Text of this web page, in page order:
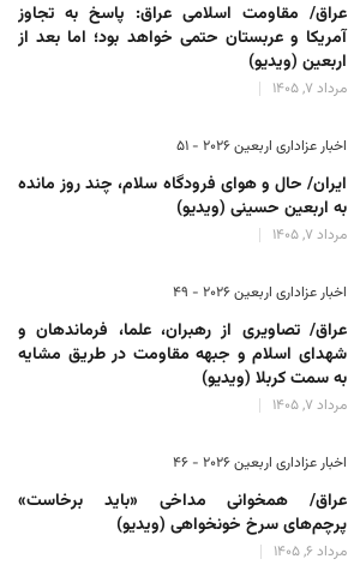
عراق/ مقاومت اسلامی عراق: پاسخ به تجاوز
آمریکا و عربستان حتمی خواهد بود؛ اما بعد از
اربعین (ویدیو)
مرداد 7, 1405
اخبار عزاداری اربعین ۲۰۲۶ - 51
ایران/ حال و هوای فرودگاه سلام، چند روز مانده
به اربعین حسینی (ویدیو)
مرداد 7, 1405
اخبار عزاداری اربعین ۲۰۲۶ - 49
عراق/ تصاویری از رهبران، علما، فرماندهان و
شهدای اسلام و جبهه مقاومت در طریق مشایه
به سمت کربلا (ویدیو)
مرداد 7, 1405
اخبار عزاداری اربعین ۲۰۲۶ - 46
عراق/ همخوانی مداخی «باید برخاست»
پرچم‌های سرخ خونخواهی (ویدیو)
مرداد 6, 1405